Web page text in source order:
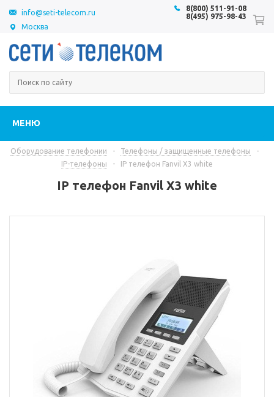
Москва
8(800) 511-91-08
8(495) 975-98-43
info@seti-telecom.ru
МЕНЮ
Оборудование телефонии - Телефоны / защищенные телефоны
-
IP-телефоны
- IP телефон Fanvil X3 white
IP телефон Fanvil X3 white